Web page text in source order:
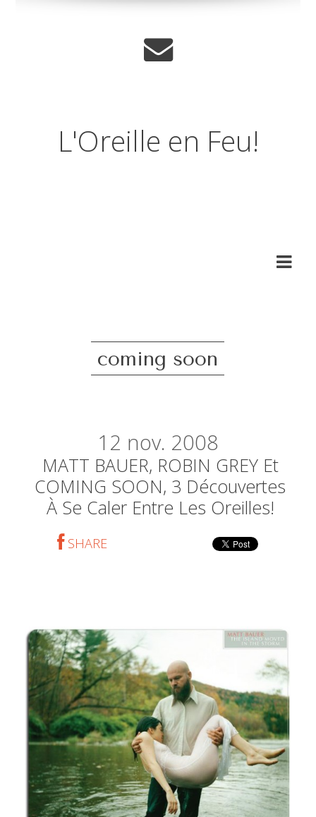
L'Oreille en Feu!
coming soon
12 nov. 2008
MATT BAUER, ROBIN GREY Et
COMING SOON, 3 Découvertes
À Se Caler Entre Les Oreilles!
SHARE